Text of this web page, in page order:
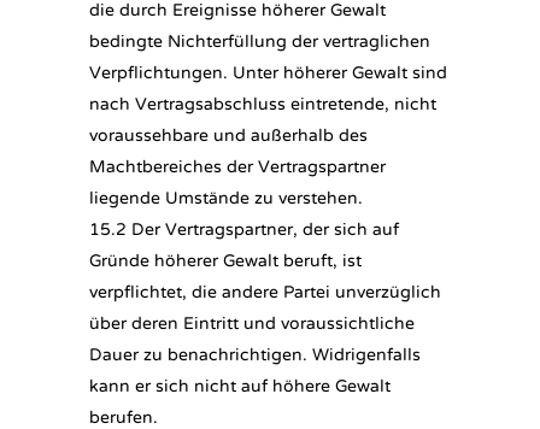
die durch Ereignisse höherer Gewalt
bedingte Nichterfüllung der vertraglichen
Verpflichtungen. Unter höherer Gewalt sind
nach Vertragsabschluss eintretende, nicht
voraussehbare und außerhalb des
Machtbereiches der Vertragspartner
liegende Umstände zu verstehen.
15.2 Der Vertragspartner, der sich auf
Gründe höherer Gewalt beruft, ist
verpflichtet, die andere Partei unverzüglich
über deren Eintritt und voraussichtliche
Dauer zu benachrichtigen. Widrigenfalls
kann er sich nicht auf höhere Gewalt
berufen.